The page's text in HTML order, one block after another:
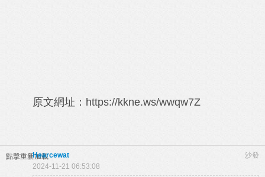
原文網址： https://kkne.ws/wwqw7Z
點擊重新加載 沙發
Hearcewat
2024-11-21 06:53:08